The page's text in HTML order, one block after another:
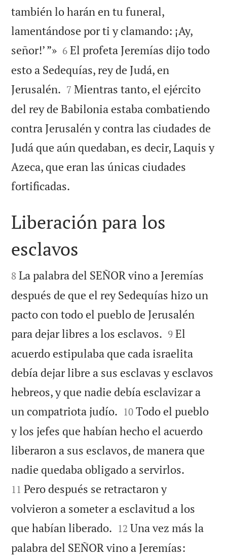
también lo harán en tu funeral,
lamentándose por ti y clamando: ¡Ay,
señor!’ ”»
6 El profeta Jeremías dijo todo
esto a Sedequías, rey de Judá, en
Jerusalén. 

7 Mientras tanto, el ejército
del rey de Babilonia estaba combatiendo
contra Jerusalén y contra las ciudades de
Judá que aún quedaban, es decir, Laquis y
Azeca, que eran las únicas ciudades
fortificadas.

Liberación para los
esclavos

8 La palabra del SEÑOR vino a Jeremías
después de que el rey Sedequías hizo un
pacto con todo el pueblo de Jerusalén
para dejar libres a los esclavos. 

9 El
acuerdo estipulaba que cada israelita
debía dejar libre a sus esclavas y esclavos
hebreos, y que nadie debía esclavizar a
un compatriota judío. 

10 Todo el pueblo
y los jefes que habían hecho el acuerdo
liberaron a sus esclavos, de manera que
nadie quedaba obligado a servirlos.
11 Pero después se retractaron y
volvieron a someter a esclavitud a los
que habían liberado. 

12 Una vez más la
palabra del SEÑOR vino a Jeremías: